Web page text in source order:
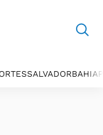
SALVADORBAHIA